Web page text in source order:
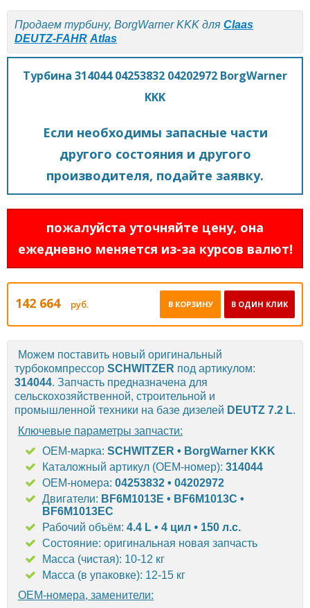
Продаем турбину, BorgWarner KKK для Claas
DEUTZ-FAHR Atlas
Турбина 314044 04253832 04202972 BorgWarner
KKK
Если необходимы запасные части
другого состояния и другого
производителя, подайте заявку.
пожалуйста уточняйте цену, она
ежедневно меняется из-за курсов валют!
142 664 руб. В ОДИН КЛИК
В КОРЗИНУ
Можем поставить новый оригинальный
турбокомпрессор SCHWITZER под артикулом:
314044. Запчасть предназначена для
сельскохозяйственной, строительной и
промышленной техники на базе дизелей DEUTZ 7.2 L.
Ключевые параметры запчасти:
OEM-марка: SCHWITZER • BorgWarner KKK
Каталожный артикул (OEM-номер): 314044
OEM-номера: 04253832 • 04202972
Двигатели: BF6M1013E • BF6M1013C •
BF6M1013EC
Рабочий объём: 4.4 L • 4 цил • 150 л.с.
Состояние: оригинальная новая запчасть
Масса (чистая): 10-12 кг
Масса (в упаковке): 12-15 кг
OEM-номера, заменители: